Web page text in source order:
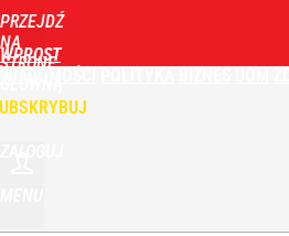
PRZEJDŹ
NA
STRONĘ
WPROST